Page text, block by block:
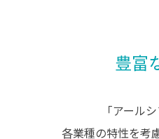
豊富
「アール
各業種の特性を考